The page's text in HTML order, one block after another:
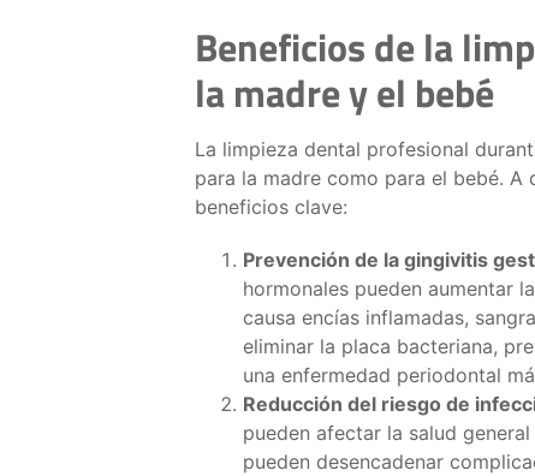
Beneficios de la
la madre y el bebé
La limpieza dental profesional
para la madre como para el bebé.
beneficios clave:
Prevención de la gingivitis
hormonales pueden aumentar
causa encías inflamadas,
eliminar la placa bacteriana,
una enfermedad periodontal
Reducción del riesgo de
pueden afectar la salud
pueden desencadenar